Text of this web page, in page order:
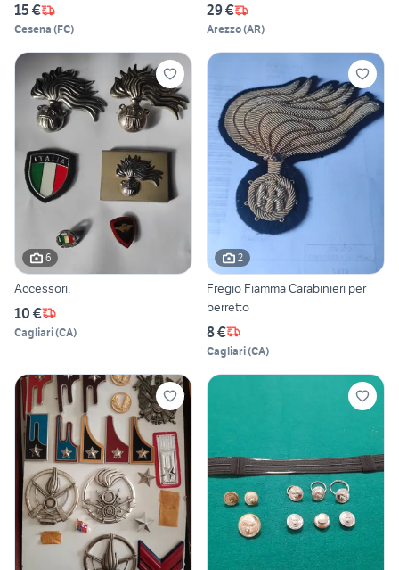
15 €
Cesena (FC)
29 €
Arezzo(AR)
6
Accessori.
10 €
Cagliari(CA)
2
Fregio Fiamma Carabinieri per
berretto
8 €
Cagliari(CA)